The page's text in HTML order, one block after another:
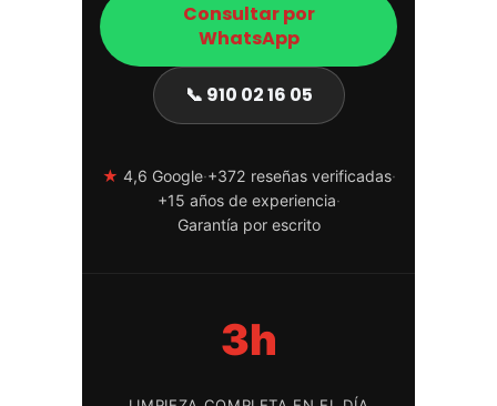
Consultar por
WhatsApp
📞 910 02 16 05
★ 4,6 Google·+372 reseñas verificadas·
+15 años de experiencia·
Garantía por escrito
3h